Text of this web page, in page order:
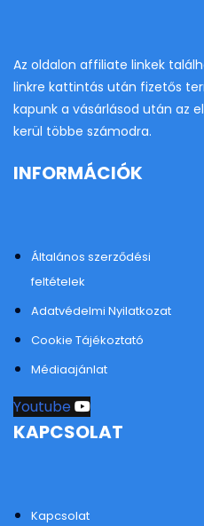
Az oldalon affiliate linkek
linkre kattintás után fizetős
kapunk a vásárlásod után az
kerül többe számodra.
INFORMÁCIÓK
Általános szerződési
feltételek
Adatvédelmi Nyilatkozat
Cookie Tájékoztató
Médiaajánlat
Youtube
KAPCSOLAT
Kapcsolat